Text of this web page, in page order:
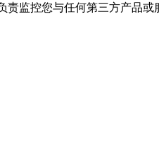
监控您与任何第三方产品或